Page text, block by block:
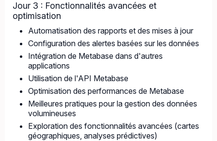
Jour 3 : Fonctionnalités avancées et
optimisation
Automatisation des rapports et des mises à jour
Configuration des alertes basées sur les données
Intégration de Metabase dans d'autres
applications
Utilisation de l'API Metabase
Optimisation des performances de Metabase
Meilleures pratiques pour la gestion des données
volumineuses
Exploration des fonctionnalités avancées (cartes
géographiques, analyses prédictives)